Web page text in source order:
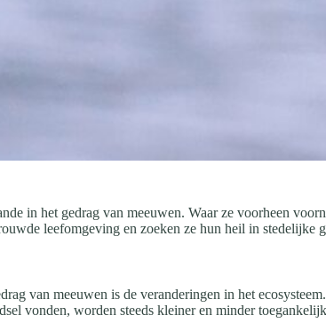
in het gedrag van meeuwen. Waar ze voorheen
leefomgeving en zoeken ze hun heil in stedelijke
van meeuwen is de veranderingen in het
vonden, worden steeds kleiner en minder